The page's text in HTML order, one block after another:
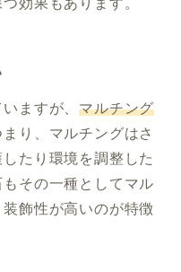
いますが、マルチング
まり、マルチングはさ
たり環境を調整した
その一種としてマル
飾性が高いのが特徴